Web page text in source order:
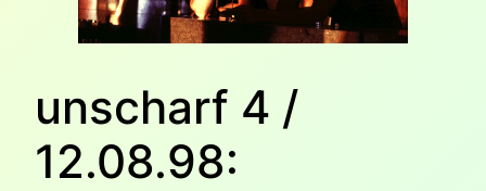
unscharf 4 /
12.08.98: